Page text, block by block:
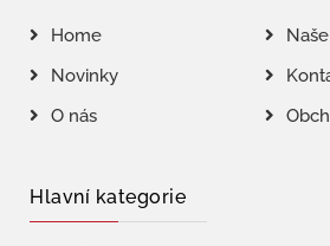
Home
Novinky
O nás
Hlavní kategorie